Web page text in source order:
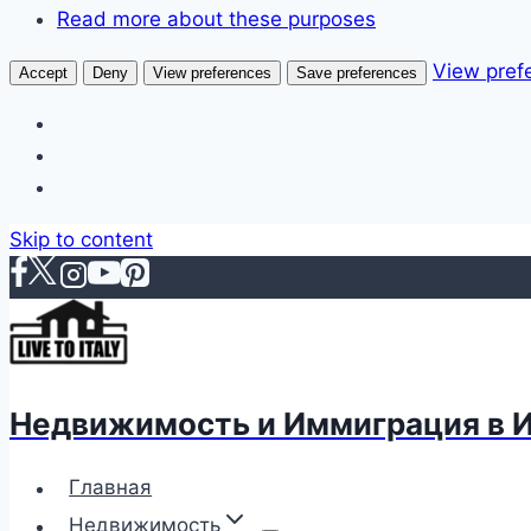
Read more about these purposes
Accept Deny View preferences Save preferences View
Skip to content
Недвижимость и Иммиграция в
Главная
Недвижимость